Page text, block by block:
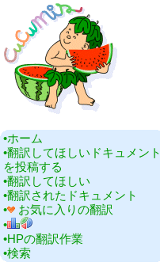
•‎ホーム
•‎翻訳してほしいドキュメント
を投稿する
•‎翻訳してほしい
•‎翻訳されたドキュメント
•‎
お気に入りの翻訳
•‎
•‎HPの翻訳作業
•‎検索